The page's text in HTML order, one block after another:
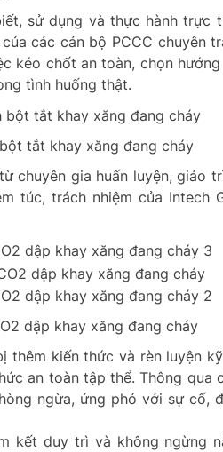
sử dụng và thực hành trực
các cán bộ PCCC chuyên
kéo chốt an toàn, chọn
tình huống thật.
tắt khay xăng đang cháy
chuyên gia huấn luyện, giáo
túc, trách nhiệm của Intech
dập khay xăng đang cháy
thêm kiến thức và rèn luyện
an toàn tập thể. Thông qua
ngừa, ứng phó với sự cố,
kết duy trì và không ngừng